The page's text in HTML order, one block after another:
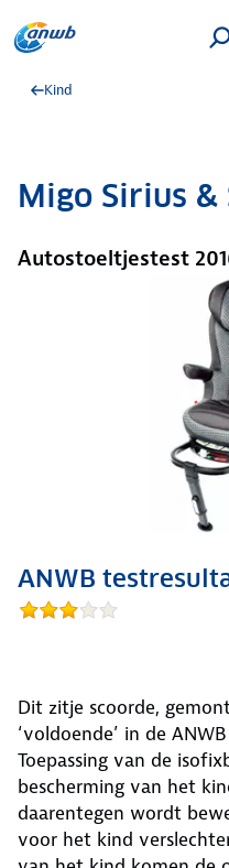
Kind
Migo Sirius &
Autostoeltjestest
ANWB
Dit zitje scoorde,
‘voldoende’ in de
Toepassing van de
bescherming van het
daarentegen wordt
voor het kind